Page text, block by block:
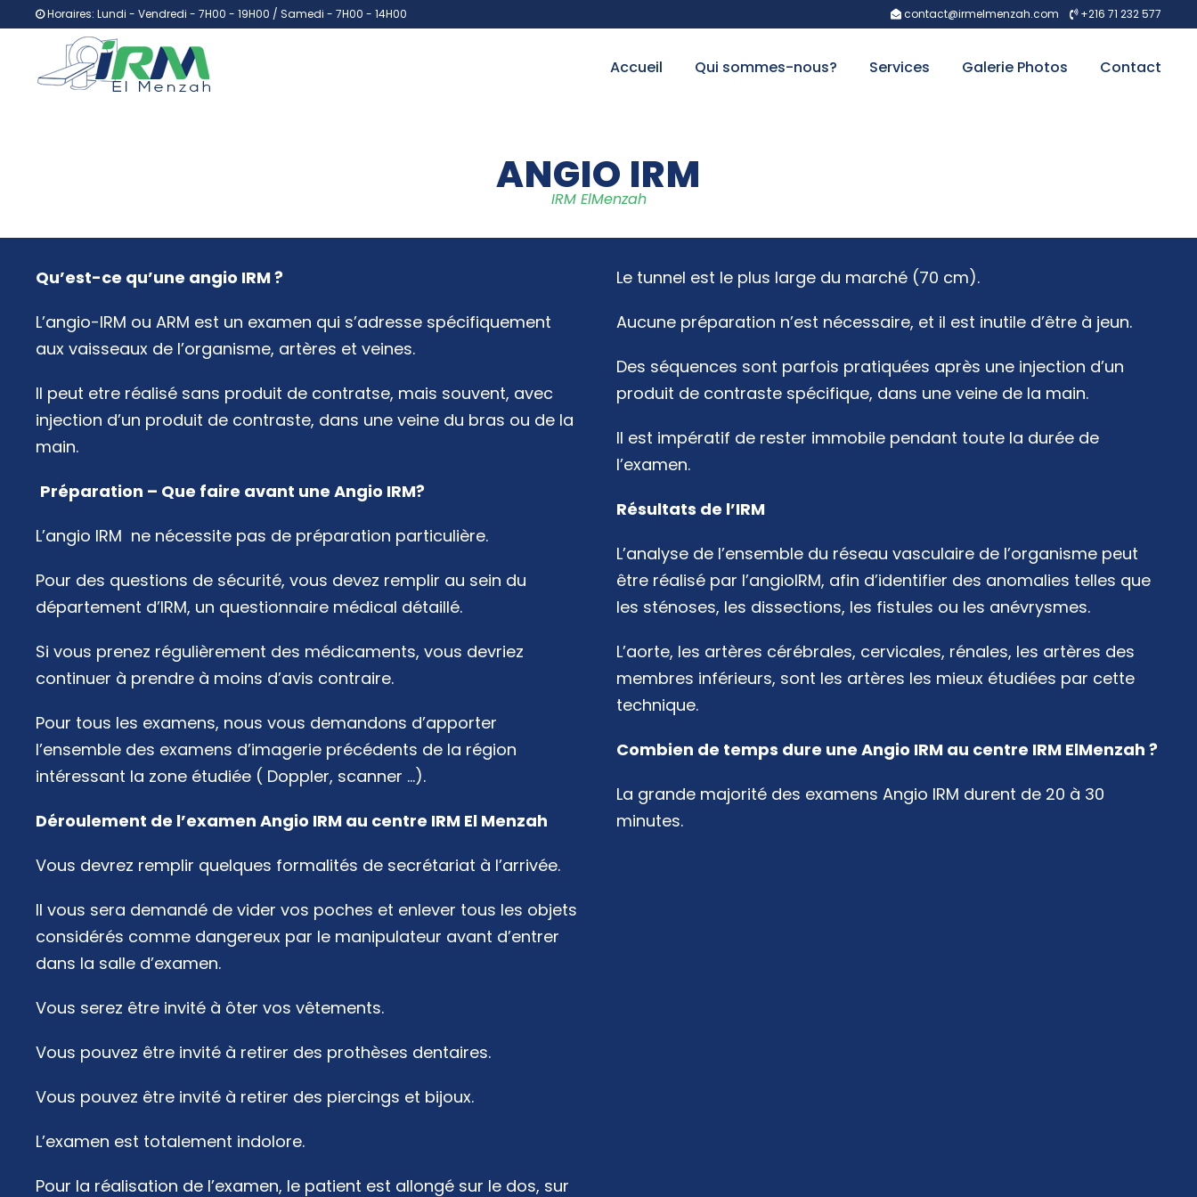
Horaires: Lundi - Vendredi - 7H00 - 19H00 / Samedi - 7H00 - 14H00 contact@irmelmenzah.com +216 71 232 577
Accueil Qui sommes-nous? Services Galerie Photos Contact
ANGIO IRM
IRM ElMenzah
Qu’est-ce qu’une angio IRM ?
L’angio-IRM ou ARM est un examen qui s’adresse spécifiquement
aux vaisseaux de l’organisme, artères et veines.
Il peut etre réalisé sans produit de contratse, mais souvent, avec
injection d’un produit de contraste, dans une veine du bras ou de la
main.
Préparation – Que faire avant une Angio IRM?
L’angio IRM ne nécessite pas de préparation particulière.
Pour des questions de sécurité, vous devez remplir au sein du
département d’IRM, un questionnaire médical détaillé.
Si vous prenez régulièrement des médicaments, vous devriez
continuer à prendre à moins d’avis contraire.
Pour tous les examens, nous vous demandons d’apporter
l’ensemble des examens d’imagerie précédents de la région
intéressant la zone étudiée ( Doppler, scanner …).
Déroulement de l’examen Angio IRM au centre IRM El Menzah
Vous devrez remplir quelques formalités de secrétariat à l’arrivée.
Il vous sera demandé de vider vos poches et enlever tous les objets
considérés comme dangereux par le manipulateur avant d’entrer
dans la salle d’examen.
Vous serez être invité à ôter vos vêtements.
Vous pouvez être invité à retirer des prothèses dentaires.
Vous pouvez être invité à retirer des piercings et bijoux.
L’examen est totalement indolore.
Pour la réalisation de l’examen, le patient est allongé sur le dos, sur
Le tunnel est le plus large du marché (70 cm).
Aucune préparation n’est nécessaire, et il est inutile d’être à jeun.
Des séquences sont parfois pratiquées après une injection d’un
produit de contraste spécifique, dans une veine de la main.
Il est impératif de rester immobile pendant toute la durée de
l’examen.
Résultats de l’IRM
L’analyse de l’ensemble du réseau vasculaire de l’organisme peut
être réalisé par l’angioIRM, afin d’identifier des anomalies telles que
les sténoses, les dissections, les fistules ou les anévrysmes.
L’aorte, les artères cérébrales, cervicales, rénales, les artères des
membres inférieurs, sont les artères les mieux étudiées par cette
technique.
Combien de temps dure une Angio IRM au centre IRM ElMenzah ?
La grande majorité des examens Angio IRM durent de 20 à 30
minutes.